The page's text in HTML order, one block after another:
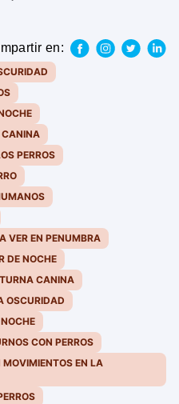
en:
CANINA
PERROS
VER EN PENUMBRA
DE NOCHE
CANINA
OSCURIDAD
CON PERROS
MOVIMIENTOS EN LA